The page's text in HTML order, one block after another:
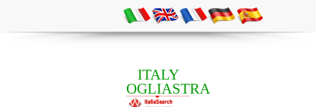
ITALY
OGLIASTRA